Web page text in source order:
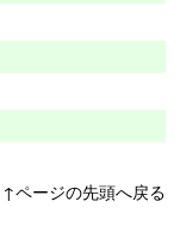
↑ページの先頭へ戻る